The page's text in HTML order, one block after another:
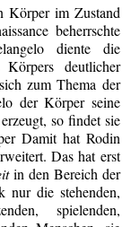
Körper im Zustand
beherrschte
diente die
deutlicher
zum Thema der
der Körper seine
so findet sie
Damit hat Rodin
Das hat erst
in den Bereich der
nur die stehenden,
spielenden,